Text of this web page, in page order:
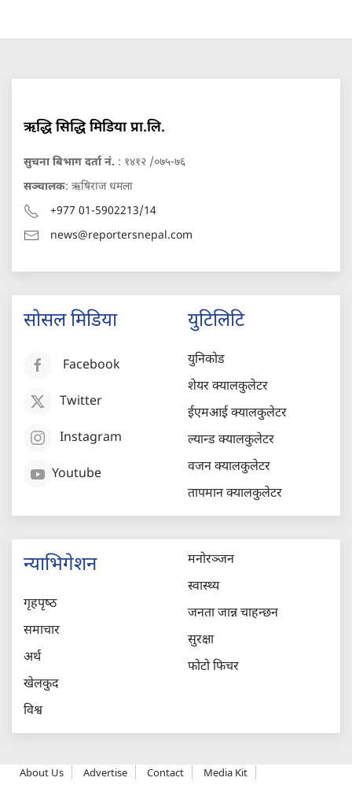
ऋद्धि सिद्धि मिडिया प्रा.लि.
सुचना बिभाग दर्ता नं. : १४१२ /०७५-७६
सञ्चालक: ऋषिराज धमला
+977 01-5902213/14
news@reportersnepal.com
सोसल मिडिया
Facebook
Twitter
Instagram
Youtube
युटिलिटि
युनिकोड
शेयर क्यालकुलेटर
ईएमआई क्यालकुलेटर
ल्यान्ड क्यालकुलेटर
वजन क्यालकुलेटर
तापमान क्यालकुलेटर
न्याभिगेशन
गृहपृष्‍ठ
समाचार
अर्थ
खेलकुद
विश्व
मनोरञ्जन
स्वास्थ्य
जनता जान्न चाहन्छन
सुरक्षा
फोटो फिचर
About Us Advertise Contact Media Kit